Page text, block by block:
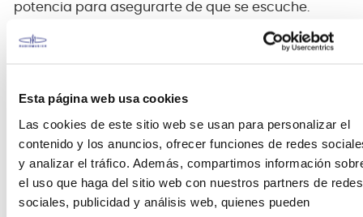
Esta página web usa cookies
Las cookies de este sitio web se usan para personalizar el
contenido y los anuncios, ofrecer funciones de redes
y analizar el tráfico. Además, compartimos información
el uso que haga del sitio web con nuestros partners de redes
sociales, publicidad y análisis web, quienes pueden
potencia para asegurarte de que se escuche.